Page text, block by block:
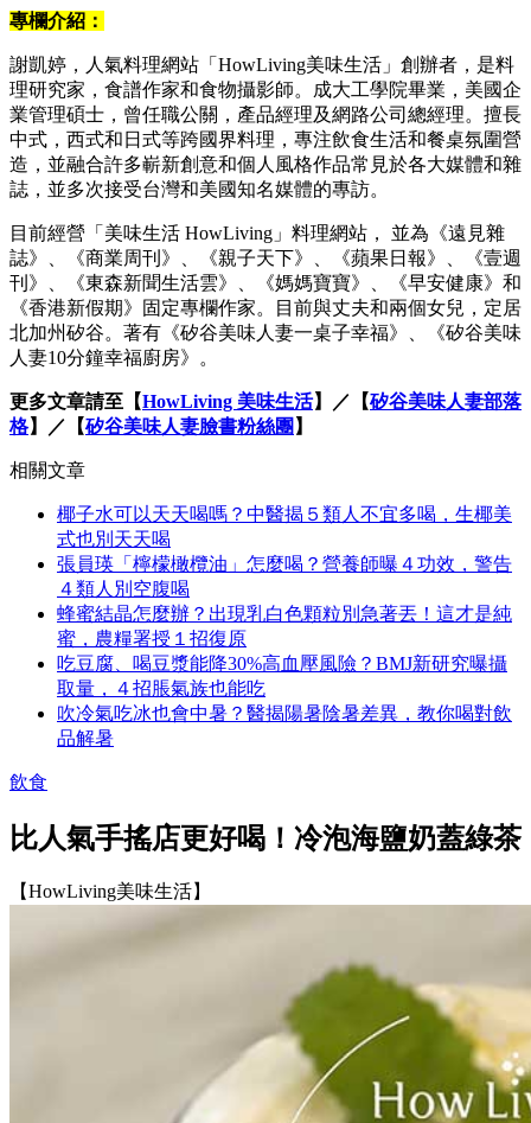
專欄介紹：
謝凱婷，人氣料理網站「HowLiving美味生活」創辦者，是料
理研究家，食譜作家和食物攝影師。成大工學院畢業，美國企
業管理碩士，曾任職公關，產品經理及網路公司總經理。擅長
中式，西式和日式等跨國界料理，專注飲食生活和餐桌氛圍營
造，並融合許多嶄新創意和個人風格作品常見於各大媒體和雜
誌，並多次接受台灣和美國知名媒體的專訪。
目前經營「美味生活 HowLiving」料理網站， 並為《遠見雜
誌》、《商業周刊》、《親子天下》、《蘋果日報》、《壹週
刊》、《東森新聞生活雲》、《媽媽寶寶》、《早安健康》和
《香港新假期》固定專欄作家。目前與丈夫和兩個女兒，定居
北加州矽谷。著有《矽谷美味人妻一桌子幸福》、《矽谷美味
人妻10分鐘幸福廚房》。
更多文章請至【HowLiving 美味生活】／【矽谷美味人妻部落
格】／【矽谷美味人妻臉書粉絲團 】
相關文章
椰子水可以天天喝嗎？中醫揭５類人不宜多喝，生椰美
式也別天天喝
張員瑛「檸檬橄欖油」怎麼喝？營養師曝４功效，警告
４類人別空腹喝
蜂蜜結晶怎麼辦？出現乳白色顆粒別急著丟！這才是純
蜜，農糧署授１招復原
吃豆腐、喝豆漿能降30%高血壓風險？BMJ新研究曝攝
取量，４招脹氣族也能吃
吹冷氣吃冰也會中暑？醫揭陽暑陰暑差異，教你喝對飲
品解暑
飲食
比人氣手搖店更好喝！冷泡海鹽奶蓋綠茶
【HowLiving美味生活】